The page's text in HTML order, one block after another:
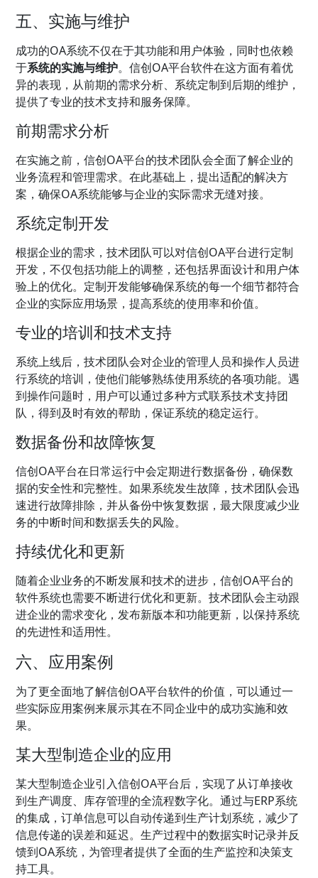
五、实施与维护
成功的OA系统不仅在于其功能和用户体验，同时也依赖
于系统的实施与维护。信创OA平台软件在这方面有着优
异的表现，从前期的需求分析、系统定制到后期的维护，
提供了专业的技术支持和服务保障。
前期需求分析
在实施之前，信创OA平台的技术团队会全面了解企业的
业务流程和管理需求。在此基础上，提出适配的解决方
案，确保OA系统能够与企业的实际需求无缝对接。
系统定制开发
根据企业的需求，技术团队可以对信创OA平台进行定制
开发，不仅包括功能上的调整，还包括界面设计和用户体
验上的优化。定制开发能够确保系统的每一个细节都符合
企业的实际应用场景，提高系统的使用率和价值。
专业的培训和技术支持
系统上线后，技术团队会对企业的管理人员和操作人员进
行系统的培训，使他们能够熟练使用系统的各项功能。遇
到操作问题时，用户可以通过多种方式联系技术支持团
队，得到及时有效的帮助，保证系统的稳定运行。
数据备份和故障恢复
信创OA平台在日常运行中会定期进行数据备份，确保数
据的安全性和完整性。如果系统发生故障，技术团队会迅
速进行故障排除，并从备份中恢复数据，最大限度减少业
务的中断时间和数据丢失的风险。
持续优化和更新
随着企业业务的不断发展和技术的进步，信创OA平台的
软件系统也需要不断进行优化和更新。技术团队会主动跟
进企业的需求变化，发布新版本和功能更新，以保持系统
的先进性和适用性。
六、应用案例
为了更全面地了解信创OA平台软件的价值，可以通过一
些实际应用案例来展示其在不同企业中的成功实施和效
果。
某大型制造企业的应用
某大型制造企业引入信创OA平台后，实现了从订单接收
到生产调度、库存管理的全流程数字化。通过与ERP系统
的集成，订单信息可以自动传递到生产计划系统，减少了
信息传递的误差和延迟。生产过程中的数据实时记录并反
馈到OA系统，为管理者提供了全面的生产监控和决策支
持工具。